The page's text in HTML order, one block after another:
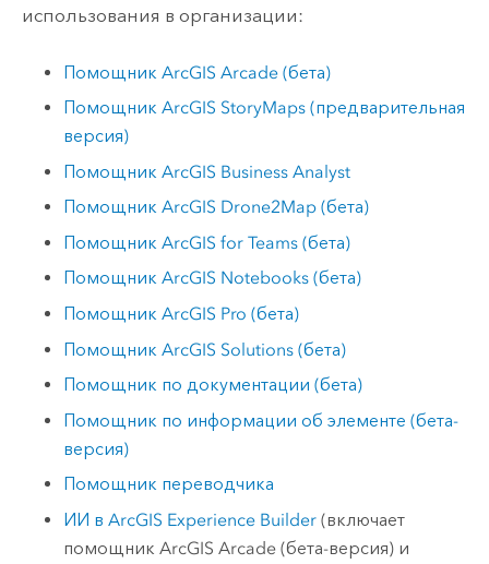
использования в организации:
ПомощникArcGIS Arcade (бета)
ПомощникArcGIS StoryMaps (предварительная
версия)
ПомощникArcGIS Business Analyst
ПомощникArcGIS Drone2Map (бета)
ПомощникArcGIS for Teams (бета)
ПомощникArcGIS Notebooks (бета)
ПомощникArcGIS Pro (бета)
ПомощникArcGIS Solutions (бета)
Помощник по документации (бета)
Помощник по информации об элементе (бета-
версия)
Помощник переводчика
ИИ вArcGIS Experience Builder (включает
помощникArcGIS Arcade (бета-версия) и